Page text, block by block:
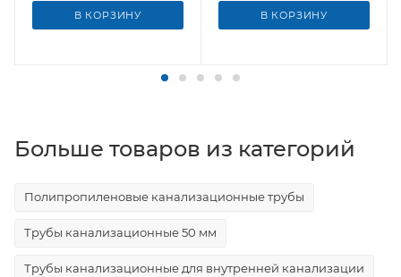
В КОРЗИНУ В КОРЗИНУ
Больше товаров из категорий
Полипропиленовые канализационные трубы
Трубы канализационные 50 мм
Трубы канализационные для внутренней канализации